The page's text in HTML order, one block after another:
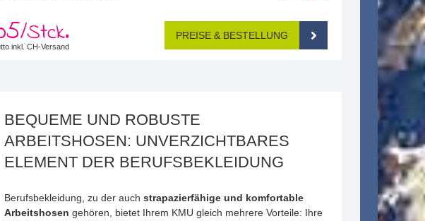
/Stck.
inkl. CH-Versand
PREISE & BESTELLUNG
BEQUEME UND ROBUSTE
ARBEITSHOSEN: UNVERZICHTBARES
ELEMENT DER BERUFSBEKLEIDUNG
Berufsbekleidung, zu der auch strapazierfähige und komfortable
Arbeitshosen gehören, bietet Ihrem KMU gleich mehrere Vorteile: Ihre